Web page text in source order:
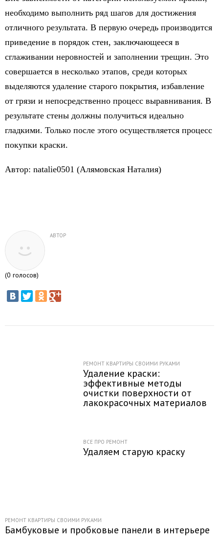
необходимо выполнить ряд шагов для достижения
отличного результата. В первую очередь производится
приведение в порядок стен, заключающееся в
сглаживании неровностей и заполнении трещин. Это
совершается в несколько этапов, среди которых
выделяются удаление старого покрытия, избавление
от грязи и непосредственно процесс выравнивания. В
результате стены должны получиться идеально
гладкими. Только после этого осуществляется процесс
покупки краски.
Автор: natalie0501 (Алямовская Наталия)
АВТОР
(0 голосов)
РЕМОНТ КВАРТИРЫ СВОИМИ РУКАМИ
Удаление краски:
эффективные методы
очистки поверхности от
лакокрасочных материалов
ВСЕ ПРО РЕМОНТ
Удаляем старую краску
РЕМОНТ КВАРТИРЫ СВОИМИ РУКАМИ
Бамбуковые и пробковые панели в интерьере